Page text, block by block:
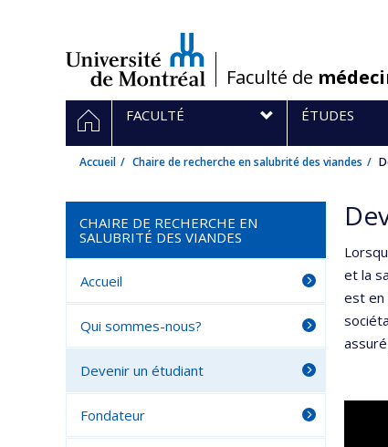
/Faculté de
Navigation
principale
ACCUEIL
FACULTÉ ÉTUDES
Accueil Chaire de recherche en salubrité des viandes
et la
est en
CHAIRE DE RECHERCHE EN
SALUBRITÉ DES VIANDES
Accueil
Qui sommes-nous?
Devenir un étudiant
Fondateur